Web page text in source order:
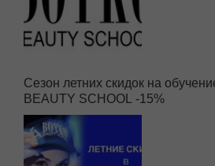
Сезон летних скидок на
BEAUTY SCHOOL -15%